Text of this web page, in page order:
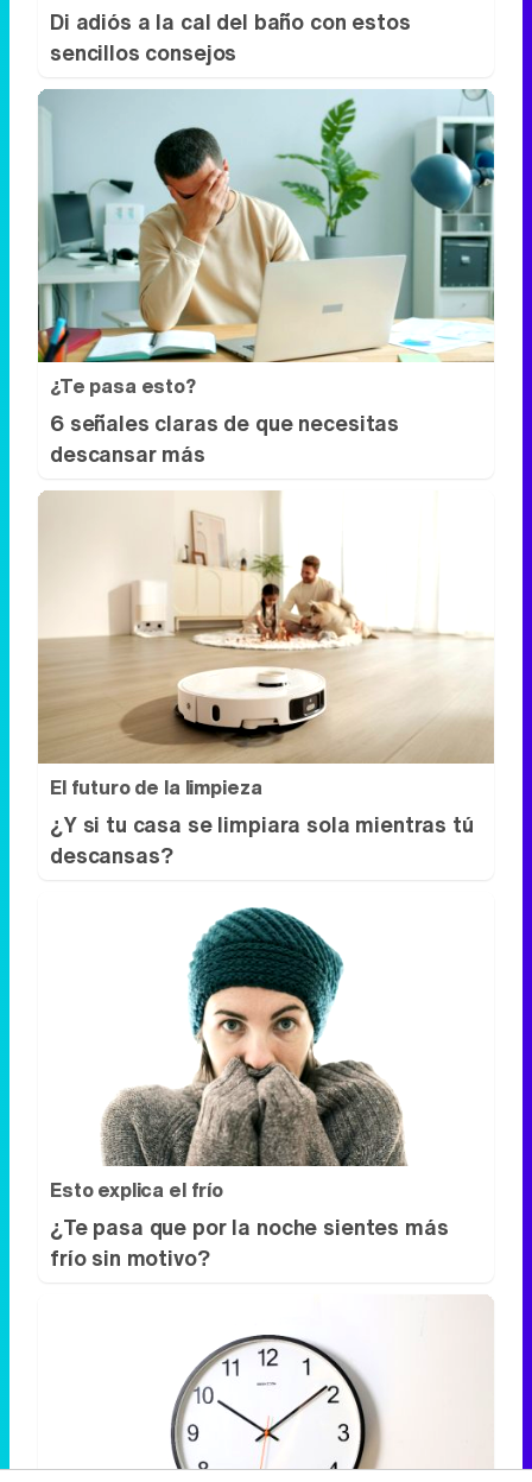
Di adiós a la cal del baño con estos
sencillos consejos
¿Te pasa esto?
6 señales claras de que necesitas
descansar más
El futuro de la limpieza
¿Y si tu casa se limpiara sola mientras tú
descansas?
Esto explica el frío
¿Te pasa que por la noche sientes más
frío sin motivo?